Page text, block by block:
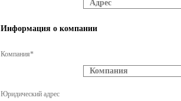
Информация о компании
Компания*
Юридический адрес